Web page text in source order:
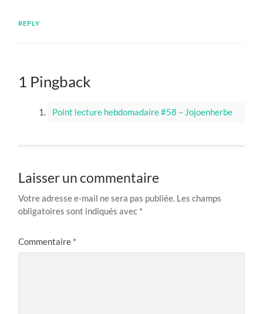
REPLY
1 Pingback
Point lecture hebdomadaire #58 – Jojoenherbe
Laisser un commentaire
Votre adresse e-mail ne sera pas publiée. Les champs
obligatoires sont indiqués avec *
Commentaire *